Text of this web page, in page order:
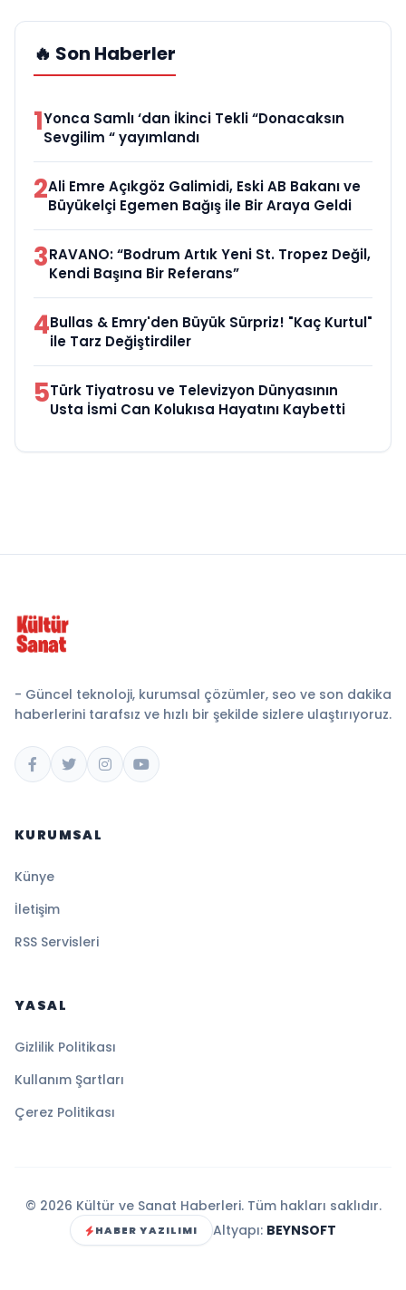
🔥 Son Haberler
1Yonca Samlı ‘dan İkinci Tekli “Donacaksın
Sevgilim “ yayımlandı
2Ali Emre Açıkgöz Galimidi, Eski AB Bakanı ve
Büyükelçi Egemen Bağış ile Bir Araya Geldi
3RAVANO: “Bodrum Artık Yeni St. Tropez Değil,
Kendi Başına Bir Referans”
4Bullas & Emry'den Büyük Sürpriz! "Kaç Kurtul"
ile Tarz Değiştirdiler
5Türk Tiyatrosu ve Televizyon Dünyasının
Usta İsmi Can Kolukısa Hayatını Kaybetti
- Güncel teknoloji, kurumsal çözümler, seo ve son dakika
haberlerini tarafsız ve hızlı bir şekilde sizlere ulaştırıyoruz.
KURUMSAL
Künye
İletişim
RSS Servisleri
YASAL
Gizlilik Politikası
Kullanım Şartları
Çerez Politikası
© 2026 Kültür ve Sanat Haberleri. Tüm hakları saklıdır.
HABER YAZILIMI Altyapı: BEYNSOFT